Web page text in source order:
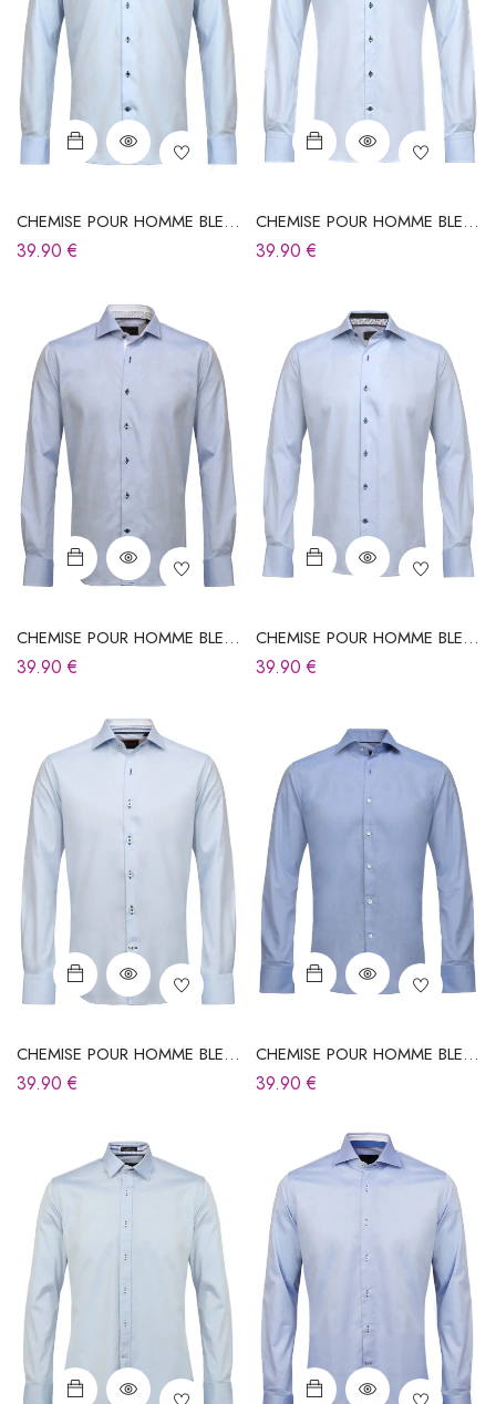
CHEMISE POUR HOMME BLEU
CIEL
39.90€
CHEMISE POUR HOMME BLEU
CIEL
39.90€
CHEMISE POUR HOMME BLEU
CIEL
39.90€
CHEMISE POUR HOMME BLEU
CIEL
39.90€
CHEMISE POUR HOMME BLEU
CIEL
39.90€
CHEMISE POUR HOMME BLEU
CIEL
39.90€